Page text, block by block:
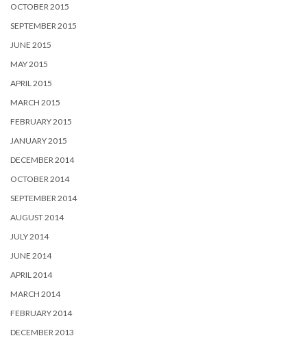
OCTOBER 2015
SEPTEMBER 2015
JUNE 2015
MAY 2015
APRIL 2015
MARCH 2015
FEBRUARY 2015
JANUARY 2015
DECEMBER 2014
OCTOBER 2014
SEPTEMBER 2014
AUGUST 2014
JULY 2014
JUNE 2014
APRIL 2014
MARCH 2014
FEBRUARY 2014
DECEMBER 2013